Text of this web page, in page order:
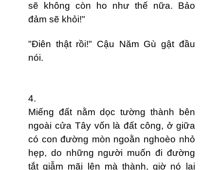
sẽ không còn ho như thế nữa. Bảo
đảm sẽ khỏi!"
"Điên thật rồi!" Cậu Năm Gù gật đầu
nói.
4.
Miếng đất nằm dọc tường thành bên
ngoài cửa Tây vốn là đất công, ở giữa
có con đường mòn ngoằn nghoèo nhỏ
hẹp, do những người muốn đi đường
tắt giẫm mãi lên mà thành, giờ nó lại